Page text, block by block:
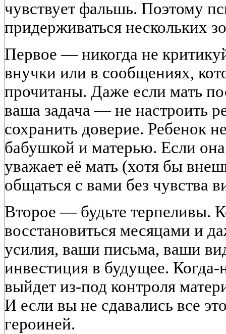
чувствует фальшь. Поэтому
придерживаться нескольких
Первое — никогда не
внучки или в сообщениях,
прочитаны. Даже если мать
ваша задача — не настроить
сохранить доверие. Ребенок
бабушкой и матерью. Если
уважает её мать (хотя бы
общаться с вами без чувства
Второе — будьте терпеливы.
восстановиться месяцами и
усилия, ваши письма, ваши
инвестиция в будущее. Когда-
выйдет из-под контроля
И если вы не сдавались все
героиней.